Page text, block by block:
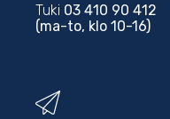
Tuki 03 410 90 412
(ma-to, klo 10-16)